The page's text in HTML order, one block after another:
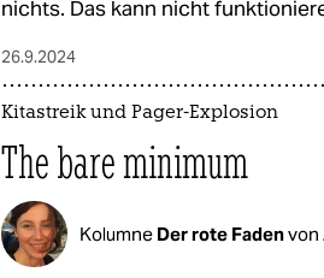
nichts. Das kann nicht
26.9.2024
Kitastreik und Pager-Explosion
The bare minimum
Kolumne Der rote Fadenvon